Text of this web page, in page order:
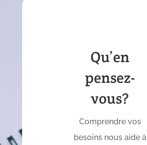
Qu’en
pensez-
vous?
Comprendre vos
besoins nous aide à